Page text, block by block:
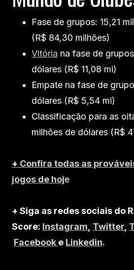
Fase de grupos: 15,21
(R$ 84,30 milhões)
Vitória na fase de
dólares (R$ 11,08 mi)
Empate na fase de
dólares (R$ 5,54 mi)
Classificação para as
milhões de dólares (R$
+ Confira todas as
jogos de hoje
+ Siga as redes sociais do
Score: Instagram Twitter
Facebook e Linkedin.